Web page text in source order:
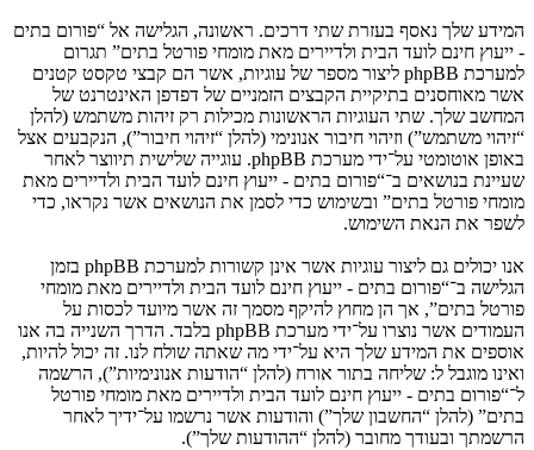
המידע שלך נאסף בעזרת שתי דרכים. ראשונה, הגלישה אל “פורום בתים
- ייעוץ חינם לועד הבית ולדיירים מאת מומחי פורטל בתים” תגרום
למערכת phpBB ליצור מספר של עוגיות, אשר הם קבצי טקסט קטנים
אשר מאוחסנים בתיקיית הקבצים הזמניים של דפדפן האינטרנט של
המחשב שלך. שתי העוגיות הראשונות מכילות רק זיהות משתמש (להלן
“זיהוי משתמש”) וזיהוי חיבור אנונימי (להלן “זיהוי חיבור”), הנקבעים אצל
באופן אוטומטי על־ידי מערכת phpBB. עוגייה שלישית תיווצר לאחר
שעיינת בנושאים ב־“פורום בתים - ייעוץ חינם לועד הבית ולדיירים מאת
מומחי פורטל בתים” ובשימוש כדי לסמן את הנושאים אשר נקראו, כדי
לשפר את הנאת השימוש.
אנו יכולים גם ליצור עוגיות אשר אינן קשורות למערכת phpBB בזמן
הגלישה ב־“פורום בתים - ייעוץ חינם לועד הבית ולדיירים מאת מומחי
פורטל בתים”, אך הן מחוץ להיקף מסמך זה אשר מיועד לכסות על
העמודים אשר נוצרו על־ידי מערכת phpBB בלבד. הדרך השנייה בה אנו
אוספים את המידע שלך היא על־ידי מה שאתה שולח לנו. זה יכול להיות,
ואינו מוגבל ל: שליחה בתור אורח (להלן “הודעות אנונימיות”), הרשמה
ל־“פורום בתים - ייעוץ חינם לועד הבית ולדיירים מאת מומחי פורטל
בתים” (להלן “החשבון שלך”) והודעות אשר נרשמו על־ידיך לאחר
הרשמתך ובעודך מחובר (להלן “ההודעות שלך”).